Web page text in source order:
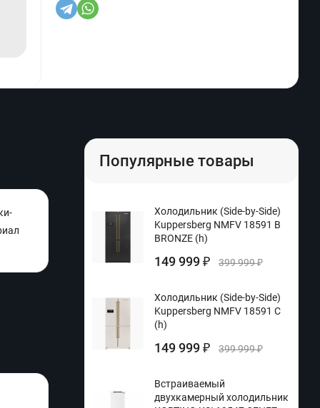
Популярные товары
Холодильник (Side-by-Side)
Kuppersberg NMFV 18591 B
BRONZE (h)
149 999₽ 399 999₽
Холодильник (Side-by-Side)
Kuppersberg NMFV 18591 C
(h)
149 999₽ 399 999₽
Встраиваемый
двухкамерный холодильник